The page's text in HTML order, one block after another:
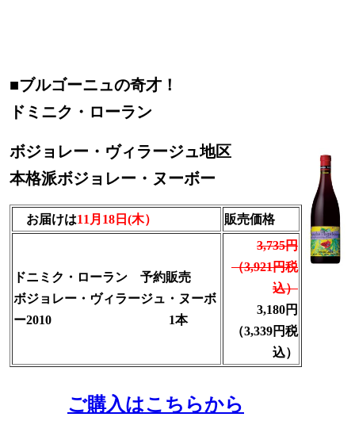
■ブルゴーニュの奇才！
ドミニク・ローラン
ボジョレー・ヴィラージュ地区
本格派ボジョレー・ヌーボー
お届けは11月18日(木） 販売価格
ドニミク・ローラン 予約販売
ボジョレー・ ヴィラージュ ・ ヌーボ
ー2010 1本
3,735円
（3,921円税
込）
3,180円
（3,339円税
込）
ご購入はこちらから